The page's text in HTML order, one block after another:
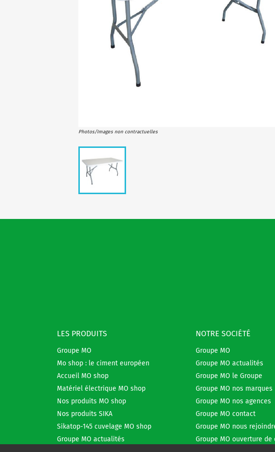
Photos/Images non contractuelles
LES PRODUITS
Groupe MO
Mo shop : le ciment européen
Accueil MO shop
Matériel électrique MO shop
Nos produits MO shop
Nos produits SIKA
Sikatop-145 cuvelage MO shop
Groupe MO actualités
NOTRE SOCIÉTÉ
Groupe MO
Groupe MO actualités
Groupe MO le Groupe
Groupe MO nos marques
Groupe MO nos agences
Groupe MO contact
Groupe MO nous
Groupe MO ouverture